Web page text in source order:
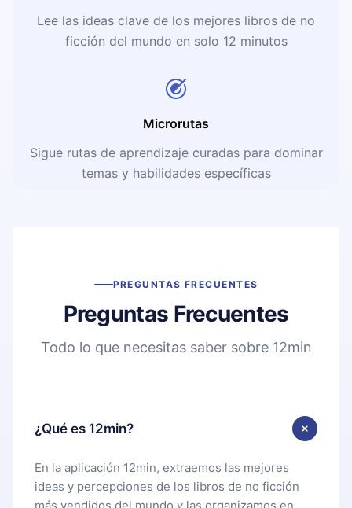
Lee las ideas clave de los mejores libros de no
ficción del mundo en solo 12 minutos
Microrutas
Sigue rutas de aprendizaje curadas para dominar
temas y habilidades específicas
PREGUNTAS FRECUENTES
Preguntas Frecuentes
Todo lo que necesitas saber sobre 12min
¿Qué es 12min?
En la aplicación 12min, extraemos las mejores
ideas y percepciones de los libros de no ficción